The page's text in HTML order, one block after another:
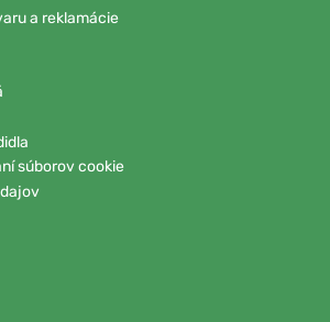
a reklamácie
súborov cookie